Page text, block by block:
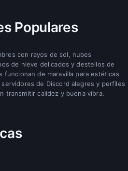
Populares
con rayos de sol, nubes
de nieve delicados y destellos de
funcionan de maravilla para estéticas
de Discord alegres y perfiles
transmitir calidez y buena vibra.